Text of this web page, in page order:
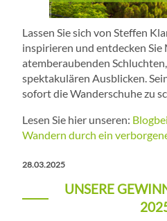
Lassen Sie sich von Steffen
inspirieren und entdecken
atemberaubenden
spektakulären Ausblicken.
sofort die Wanderschuhe zu
Lesen Sie hier unseren:
Wandern durch ein
28.03.2025
UNSERE